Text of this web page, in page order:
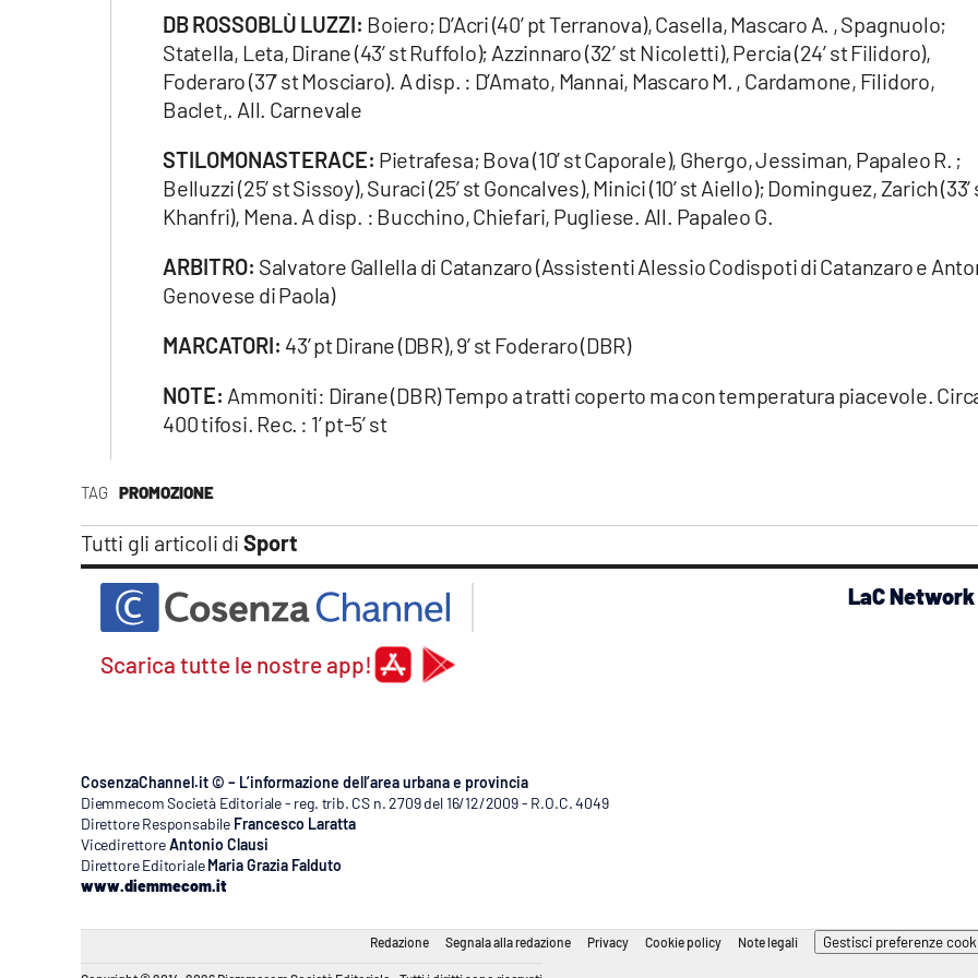
TAG PROMOZIONE
Tutti gli articoli di Sport
DB ROSSOBLÙ LUZZI: Boiero; D’Acri (40’ pt Terranova), Casella, Mascaro A. , Spagnuolo;
Statella, Leta, Dirane (43’ st Ruffolo); Azzinnaro (32’ st Nicoletti), Percia (24’ st Filidoro),
Foderaro (37’ st Mosciaro). A disp. : D’Amato, Mannai, Mascaro M. , Cardamone, Filidoro,
Baclet,. All. Carnevale
STILOMONASTERACE: Pietrafesa; Bova (10’ st Caporale), Ghergo, Jessiman, Papaleo R. ;
Belluzzi (25’ st Sissoy), Suraci (25’ st Goncalves), Minici (10’ st Aiello); Dominguez, Zarich (33’
Khanfri), Mena. A disp. : Bucchino, Chiefari, Pugliese. All. Papaleo G.
ARBITRO: Salvatore Gallella di Catanzaro (Assistenti Alessio Codispoti di Catanzaro e
Genovese di Paola)
MARCATORI: 43’ pt Dirane (DBR), 9’ st Foderaro (DBR)
NOTE: Ammoniti: Dirane (DBR) Tempo a tratti coperto ma con temperatura piacevole.
400 tifosi. Rec. : 1’ pt-5’ st
Scarica tutte le nostre app!
LaC Network
CosenzaChannel.it © – L’informazione dell’area urbana e provincia
Diemmecom Società Editoriale - reg. trib. CS n. 2709 del 16/12/2009 - R.O.C. 4049
Direttore Responsabile Francesco Laratta
VicedirettoreAntonio Clausi
Direttore Editoriale Maria Grazia Falduto
www.diemmecom.it
Redazione Segnala alla redazione Privacy Cookie policy Note legali Gestisci preferenze